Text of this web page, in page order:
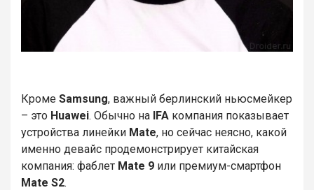
Кроме Samsung, важный берлинский ньюсмейкер
– это Huawei. Обычно на IFA компания показывает
устройства линейки Mate, но сейчас неясно, какой
именно девайс продемонстрирует китайская
компания: фаблет Mate 9 или премиум-смартфон
Mate S2.